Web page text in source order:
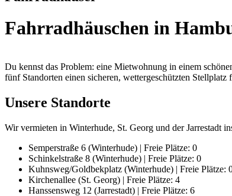
Fahrradhäuschen in
Du kennst das Problem: eine Mietwohnung in einem
fünf Standorten einen sicheren, wettergeschützten Stellplatz
Unsere Standorte
Wir vermieten in Winterhude, St. Georg und der Jarrestadt
Semperstraße 6 (Winterhude) | Freie Plätze: 0
Schinkelstraße 8 (Winterhude) | Freie Plätze: 0
Kuhnsweg/Goldbekplatz (Winterhude) | Freie Plätze:
Kirchenallee (St. Georg) | Freie Plätze: 4
Hanssensweg 12 (Jarrestadt) | Freie Plätze: 6